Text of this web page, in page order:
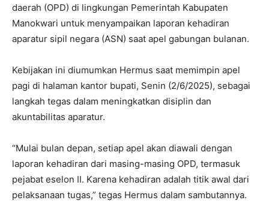
daerah (OPD) di lingkungan Pemerintah Kabupaten
Manokwari untuk menyampaikan laporan kehadiran
aparatur sipil negara (ASN) saat apel gabungan bulanan.
Kebijakan ini diumumkan Hermus saat memimpin apel
pagi di halaman kantor bupati, Senin (2/6/2025), sebagai
langkah tegas dalam meningkatkan disiplin dan
akuntabilitas aparatur.
“Mulai bulan depan, setiap apel akan diawali dengan
laporan kehadiran dari masing-masing OPD, termasuk
pejabat eselon II. Karena kehadiran adalah titik awal dari
pelaksanaan tugas,” tegas Hermus dalam sambutannya.